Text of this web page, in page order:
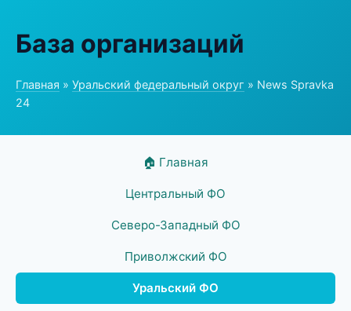
База организаций
Главная » Уральский федеральный округ » News Spravka
24
🏠 Главная
Центральный ФО
Северо-Западный ФО
Приволжский ФО
Уральский ФО